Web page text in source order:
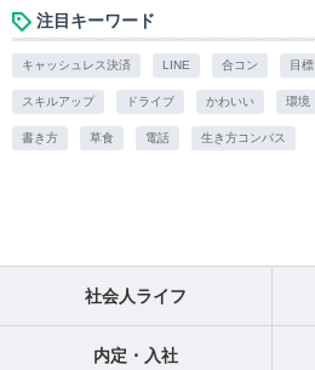
注目キーワード
キャッシュレス決済 LINE 合コン 目標
スキルアップ ドライブ かわいい 環境
書き方 草食 電話 生き方コンパス
社会人ライフ
内定・入社